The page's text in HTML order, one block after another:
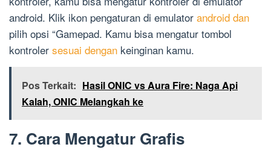
android. Klik ikon pengaturan di emulator android dan
pilih opsi “Gamepad. Kamu bisa mengatur tombol
kontroler sesuai dengan keinginan kamu.
Pos Terkait: Hasil ONIC vs Aura Fire: Naga Api
Kalah, ONIC Melangkah ke
7. Cara Mengatur Grafis